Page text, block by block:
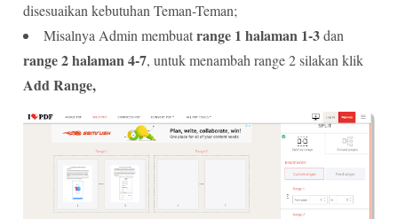
disesuaikan kebutuhan Teman-Teman;
Misalnya Admin membuatrange 1 halaman 1-3dan
range 2 halaman 4-7, untuk menambah range 2 silakan klik
Add Range,